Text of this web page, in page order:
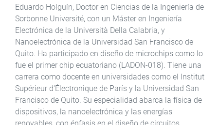
Eduardo Holguín, Doctor en Ciencias de la Ingeniería de
Sorbonne Université, con un Máster en Ingeniería
Electrónica de la Università Della Calabria, y
Nanoelectrónica de la Universidad San Francisco de
Quito. Ha participado en diseño de microchips como lo
fue el primer chip ecuatoriano (LADON-018). Tiene una
carrera como docente en universidades como el Institut
Supérieur d'Électronique de París y la Universidad San
Francisco de Quito. Su especialidad abarca la física de
dispositivos, la nanoelectrónica y las energías
renovables, con énfasis en el diseño de circuitos